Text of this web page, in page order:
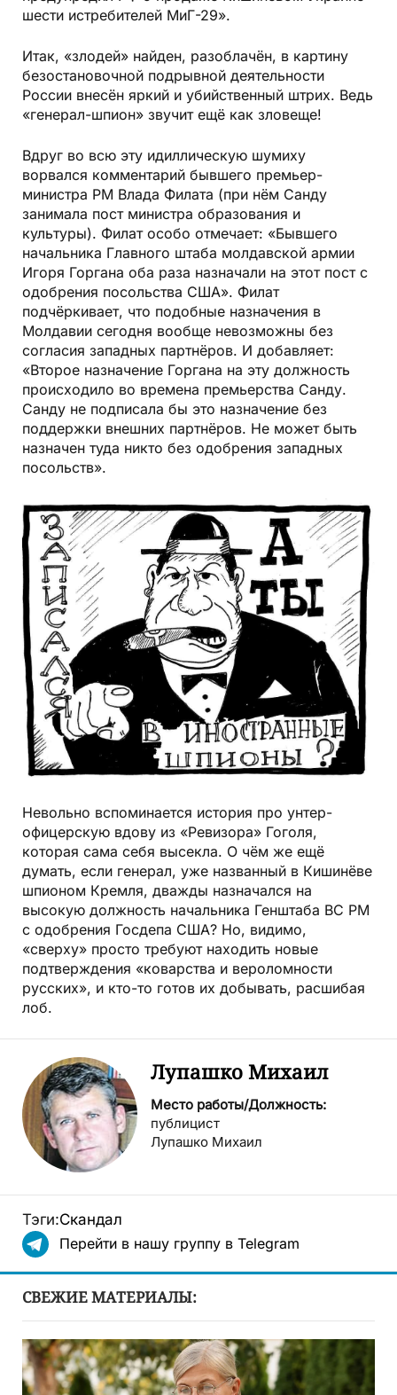
шести истребителей МиГ-29».
Итак, «злодей» найден, разоблачён, в картину
безостановочной подрывной деятельности
России внесён яркий и убийственный штрих. Ведь
«генерал-шпион» звучит ещё как зловеще!
Вдруг во всю эту идиллическую шумиху
ворвался комментарий бывшего премьер-
министра РМ Влада Филата (при нём Санду
занимала пост министра образования и
культуры). Филат особо отмечает: «Бывшего
начальника Главного штаба молдавской армии
Игоря Горгана оба раза назначали на этот пост с
одобрения посольства США». Филат
подчёркивает, что подобные назначения в
Молдавии сегодня вообще невозможны без
согласия западных партнёров. И добавляет:
«Второе назначение Горгана на эту должность
происходило во времена премьерства Санду.
Санду не подписала бы это назначение без
поддержки внешних партнёров. Не может быть
назначен туда никто без одобрения западных
посольств».
Невольно вспоминается история про унтер-
офицерскую вдову из «Ревизора» Гоголя,
которая сама себя высекла. О чём же ещё
думать, если генерал, уже названный в Кишинёве
шпионом Кремля, дважды назначался на
высокую должность начальника Генштаба ВС РМ
с одобрения Госдепа США? Но, видимо,
«сверху» просто требуют находить новые
подтверждения «коварства и вероломности
русских», и кто-то готов их добывать, расшибая
лоб.
Лупашко Михаил
Место работы/Должность:
публицист
Лупашко Михаил
Тэги:Скандал
Перейти в нашу группу в Telegram
СВЕЖИЕ МАТЕРИАЛЫ: